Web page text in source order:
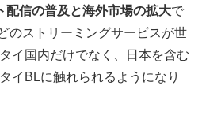
配信の普及と海外市場の拡大で
のストリーミングサービスが世
イ国内だけでなく、日本を含む
イBLに触れられるようになり